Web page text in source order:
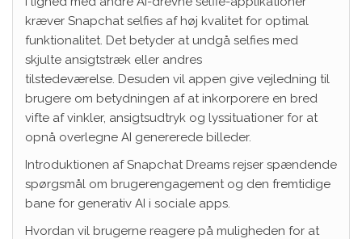
kræver Snapchat selfies af høj kvalitet for optimal
funktionalitet. Det betyder at undgå selfies med
skjulte ansigtstræk eller andres
tilstedeværelse. Desuden vil appen give vejledning til
brugere om betydningen af ​​at inkorporere en bred
vifte af vinkler, ansigtsudtryk og lyssituationer for at
opnå overlegne AI genererede billeder.
Introduktionen af ​​Snapchat Dreams rejser spændende
spørgsmål om brugerengagement og den fremtidige
bane for generativ AI i sociale apps.
Hvordan vil brugerne reagere på muligheden for at